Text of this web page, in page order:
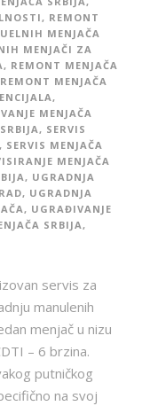
, REMONT
MENJAČA
MENJAČI ZA
, REMONT MENJAČA
REMONT MENJAČA
,
MENJAČA
, SERVIS
, SERVIS MENJAČA
MENJAČA
, UGRADNJA
, UGRADNJA
, UGRAĐIVANJE
SRBIJA,
servis za
manulenih
menjač u nizu
– 6 brzina.
putničkog
na svoj